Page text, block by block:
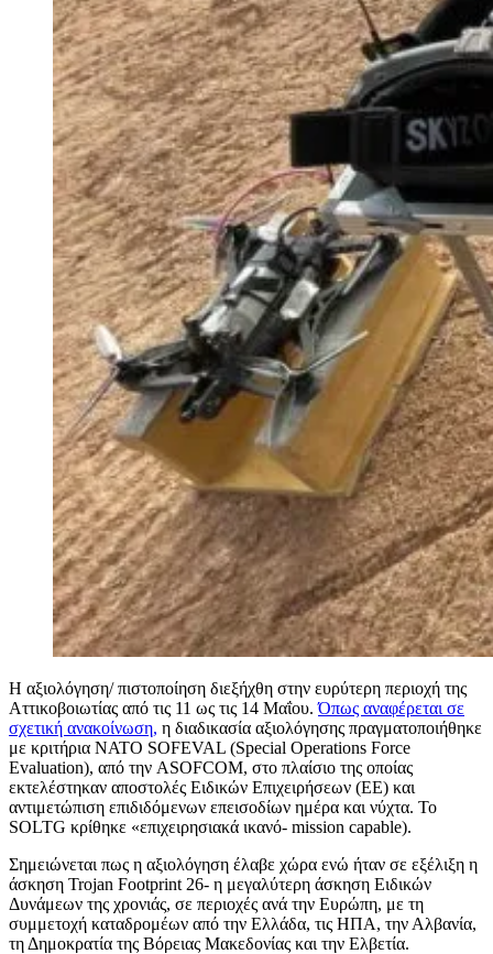
Η αξιολόγηση/ πιστοποίηση διεξήχθη στην ευρύτερη περιοχή της
Αττικοβοιωτίας από τις 11 ως τις 14 Μαΐου.Όπως αναφέρεται σε
σχετική ανακοίνωση, η διαδικασία αξιολόγησης πραγματοποιήθηκε
με κριτήρια NATO SOFEVAL (Special Operations Force
Evaluation), από την ASOFCOM, στο πλαίσιο της οποίας
εκτελέστηκαν αποστολές Ειδικών Επιχειρήσεων (ΕΕ) και
αντιμετώπιση επιδιδόμενων επεισοδίων ημέρα και νύχτα. Το
SOLTG κρίθηκε «επιχειρησιακά ικανό- mission capable).
Σημειώνεται πως η αξιολόγηση έλαβε χώρα ενώ ήταν σε εξέλιξη η
άσκηση Trojan Footprint 26- η μεγαλύτερη άσκηση Ειδικών
Δυνάμεων της χρονιάς, σε περιοχές ανά την Ευρώπη, με τη
συμμετοχή καταδρομέων από την Ελλάδα, τις ΗΠΑ, την Αλβανία,
τη Δημοκρατία της Βόρειας Μακεδονίας και την Ελβετία.